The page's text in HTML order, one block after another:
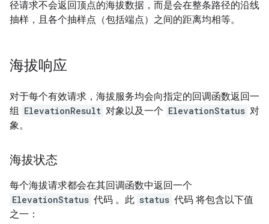
径请求不会返回顶点的海拔数据，而是会在整条路径的沿线
抽样，且各个抽样点（包括端点）之间的距离均相等。
海拔响应
对于每个有效请求，海拔服务均会向指定的回调函数返回一
组 ElevationResult 对象以及一个 ElevationStatus 对
象。
海拔状态
每个海拔请求都会在其回调函数中返回一个
ElevationStatus 代码 。此 status 代码 将包含以下值
之一：